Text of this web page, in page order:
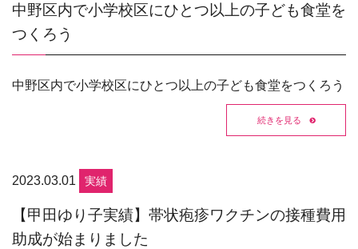
中野区内で小学校区にひとつ以上の子ども食堂を
つくろう
中野区内で小学校区にひとつ以上の子ども食堂をつくろう
続きを見る
2023.03.01 実績
【甲田ゆり子実績】帯状疱疹ワクチンの接種費用
助成が始まりました